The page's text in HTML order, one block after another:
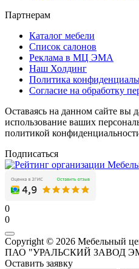
Партнерам
Каталог мебели
Список салонов
Реклама в МЦ ЭМА
Наш Холдинг
Политика
Согласие на обработку
Оставаясь на данном сайте вы
использование ваших
политикой
Подписаться
0
0
Copyright © 2026 Мебельный
ПАО "УРАЛЬСКИЙ ЗАВОД
Оставить заявку